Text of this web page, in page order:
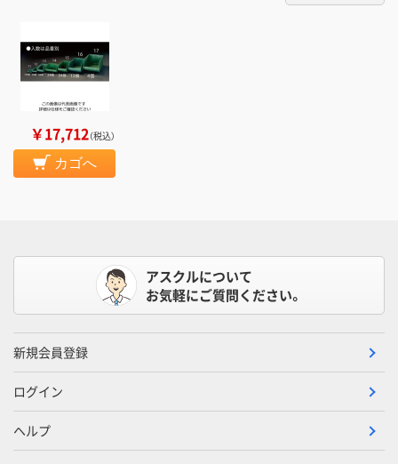
￥17,712（税込）
カゴへ
アスクルについて
お気軽にご質問ください。
新規会員登録
ログイン
ヘルプ